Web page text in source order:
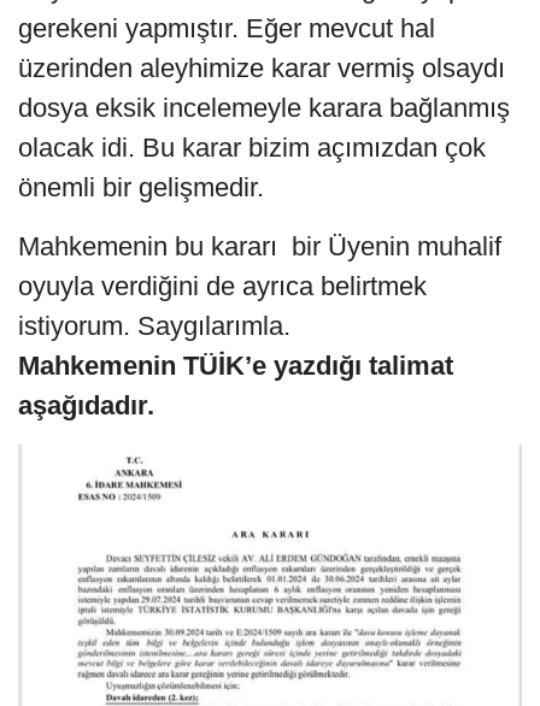
gerekeni yapmıştır. Eğer mevcut hal
üzerinden aleyhimize karar vermiş olsaydı
dosya eksik incelemeyle karara bağlanmış
olacak idi. Bu karar bizim açımızdan çok
önemli bir gelişmedir.
Mahkemenin bu kararı bir Üyenin muhalif
oyuyla verdiğini de ayrıca belirtmek
istiyorum. Saygılarımla.
Mahkemenin TÜİK’e yazdığı talimat
aşağıdadır.